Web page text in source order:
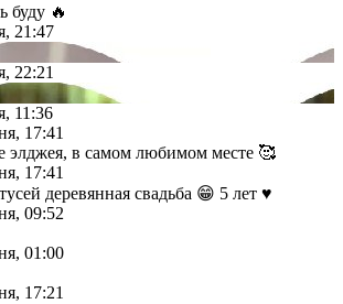
буду 🔥
21:47
22:21
11:36
17:41
элджея, в самом любимом месте 🥰
17:41
деревянная свадьба 😁 5 лет ♥️
09:52
01:00
17:21